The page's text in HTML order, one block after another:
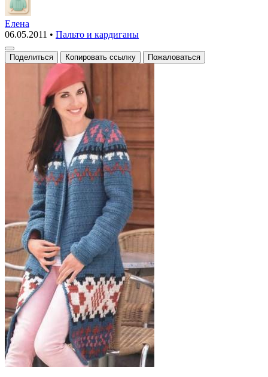
Пальто
с
жаккардовыми
узорами
Елена
06.05.2011 • Пальто и кардиганы
Поделиться Копировать ссылку Пожаловаться